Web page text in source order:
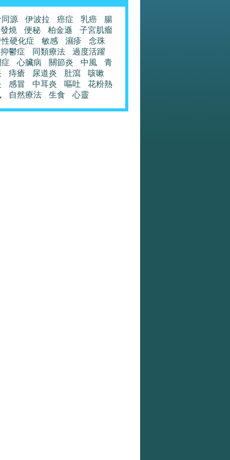
源 伊波拉 癌症 乳癌
腸
發燒
便秘 柏金遜
子宮肌瘤
硬化症
敏感 濕疹
念珠
抑鬱症
同類療法
過度活躍
心臟病 關節炎 中風
青
痔瘡 尿道炎 肚瀉
咳嗽
感冒 中耳炎 嘔吐
花粉熱
自然療法 生食 心靈